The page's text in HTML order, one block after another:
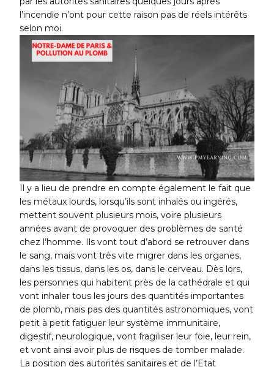
l’incendie n’ont pour cette raison pas de réels intérêts
selon moi.
Il y a lieu de prendre en compte également le fait que
les métaux lourds, lorsqu’ils sont inhalés ou ingérés,
mettent souvent plusieurs mois, voire plusieurs
années avant de provoquer des problèmes de santé
chez l’homme. Ils vont tout d’abord se retrouver dans
le sang, mais vont très vite migrer dans les organes,
dans les tissus, dans les os, dans le cerveau. Dès lors,
les personnes qui habitent près de la cathédrale et qui
vont inhaler tous les jours des quantités importantes
de plomb, mais pas des quantités astronomiques, vont
petit à petit fatiguer leur système immunitaire,
digestif, neurologique, vont fragiliser leur foie, leur rein,
et vont ainsi avoir plus de risques de tomber malade.
La position des autorités sanitaires et de l’Etat